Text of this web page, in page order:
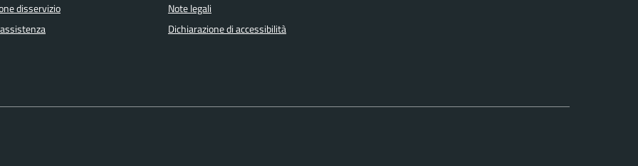
disservizio
Note legali
Dichiarazione di accessibilità